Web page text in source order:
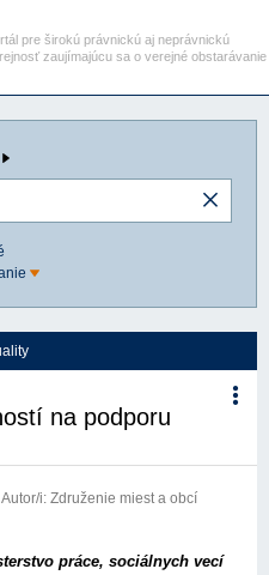
pre širokú právnickú aj neprávnickú
zaujímajúcu sa o verejné obstarávanie
na podporu
Autor/i: Združenie miest a obcí
práce, sociálnych vecí